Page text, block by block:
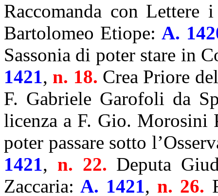
Raccomanda con Lettere
Bartolomeo Etiope: A.
Sassonia di poter stare in
1421, n. 18. Crea Priore
F. Gabriele Garofoli da
licenza a F. Gio. Morosini
poter passare sotto
1421, n. 22. Deputa
Zaccaria: A. 1421, n. 26.